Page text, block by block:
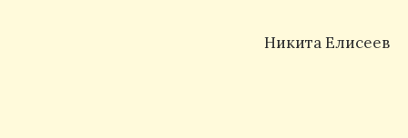
Никита Елисеев